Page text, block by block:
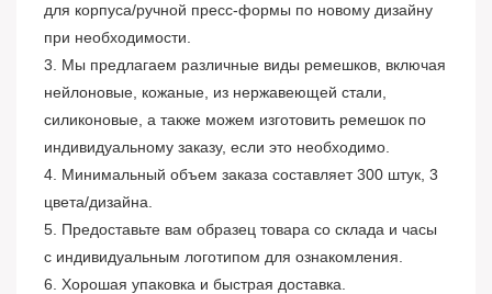
для корпуса/ручной пресс-формы по новому дизайну
при необходимости.
3. Мы предлагаем различные виды ремешков, включая
нейлоновые, кожаные, из нержавеющей стали,
силиконовые, а также можем изготовить ремешок по
индивидуальному заказу, если это необходимо.
4. Минимальный объем заказа составляет 300 штук, 3
цвета/дизайна.
5. Предоставьте вам образец товара со склада и часы
с индивидуальным логотипом для ознакомления.
6. Хорошая упаковка и быстрая доставка.